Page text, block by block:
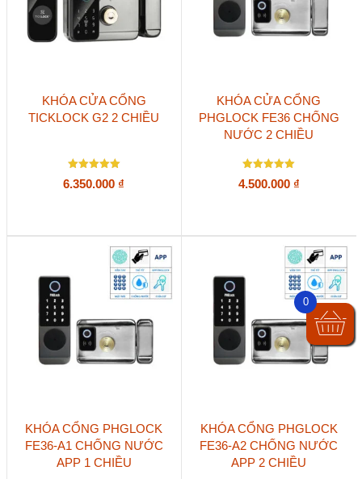
KHÓA CỬA CỔNG
TICKLOCK G2 2 CHIỀU
Được xếp
hạng
6.350.000 ₫
KHÓA CỬA CỔNG
PHGLOCK FE36 CHỐNG
NƯỚC 2 CHIỀU
Được xếp
hạng
4.500.000 ₫
KHÓA CỔNG PHGLOCK
FE36-A1 CHỐNG NƯỚC
APP 1 CHIỀU
KHÓA CỔNG PHGLOCK
FE36-A2 CHỐNG NƯỚC
APP 2 CHIỀU
0